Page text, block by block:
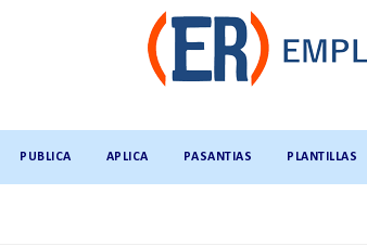
PUBLICA APLICA PASANTIAS PLANTILLAS